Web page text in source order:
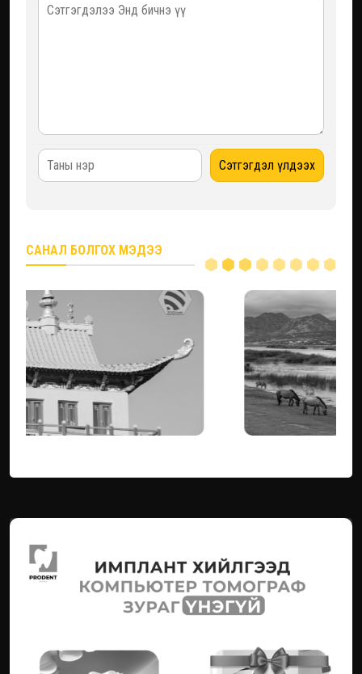
САНАЛ БОЛГОХ МЭДЭЭ